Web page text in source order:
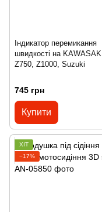
Індикатор перемикання
швидкості на KAWASAKI
Z750, Z1000, Suzuki
745 грн
Купити
ХІТ
−17%